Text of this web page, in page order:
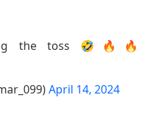
the toss 🤣🔥🔥
April 14, 2024